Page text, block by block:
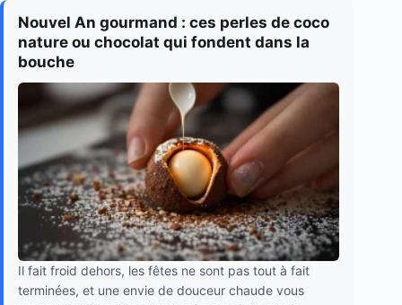
Nouvel An gourmand : ces perles de coco
nature ou chocolat qui fondent dans la
bouche
Il fait froid dehors, les fêtes ne sont pas tout à fait
terminées, et une envie de douceur chaude vous